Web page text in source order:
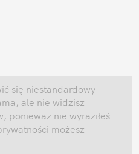
się niestandardowy
ale nie widzisz
ponieważ nie wyraziłeś
możesz